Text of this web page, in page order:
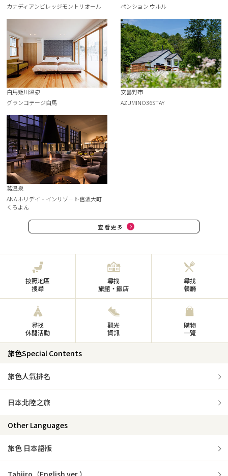
カナディアンビレッジモントリオール
ペンション ウルル
白馬姬川溫泉
グランコテージ白馬
安曇野市
AZUMINO36STAY
葛溫泉
ANA ホリデイ・インリゾート信濃大町
くろよん
查看更多
按照地區
搜尋
尋找
旅館・飯店
尋找
餐廳
尋找
休閒活動
觀光
資訊
購物
一覽
旅色Special Contents
旅色人氣排名
日本北陸之旅
Other Languages
旅色 日本語版
Tabiiro（English ver.）